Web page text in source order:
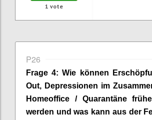
1 vote
P26
Frage 4:Wie können
Out, Depressionen im
Homeoffice / Quarantäne
werden und was kann aus der